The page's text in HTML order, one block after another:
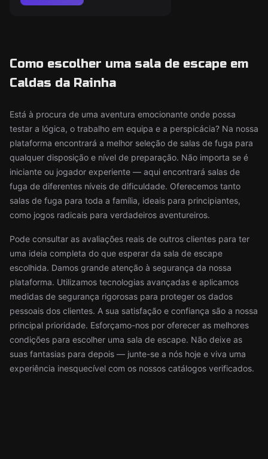
Como escolher uma sala de escape em
Caldas da Rainha
Está à procura de uma aventura emocionante onde possa
testar a lógica, o trabalho em equipa e a perspicácia? Na nossa
plataforma encontrará a melhor seleção de salas de fuga para
qualquer disposição e nível de preparação. Não importa se é
iniciante ou jogador experiente — aqui encontrará salas de
fuga de diferentes níveis de dificuldade. Oferecemos tanto
salas de fuga para toda a família, ideais para principiantes,
como jogos radicais para verdadeiros aventureiros.
Pode consultar as avaliações reais de outros clientes para ter
uma ideia completa do que esperar da sala de escape
escolhida. Damos grande atenção à segurança da nossa
plataforma. Utilizamos tecnologias avançadas e aplicamos
medidas de segurança rigorosas para proteger os dados
pessoais dos clientes. A sua satisfação e confiança são a nossa
principal prioridade. Esforçamo-nos por oferecer as melhores
condições para escolher uma sala de escape. Não deixe as
suas fantasias para depois — junte-se a nós hoje e viva uma
experiência inesquecível com os nossos catálogos verificados.